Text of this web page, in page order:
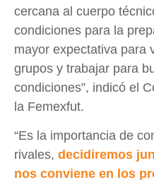
cercana al cuerpo
condiciones para la
mayor expectativa para
grupos y trabajar para
condiciones”, indicó el
la Femexfut.
“Es la importancia de
rivales, decidiremos
nos conviene en los